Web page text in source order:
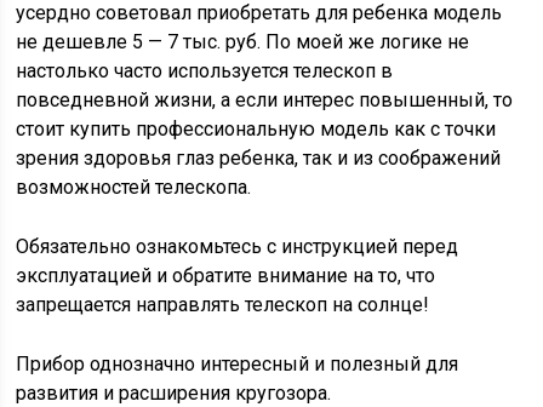
усердно советовал приобретать для ребенка модель
не дешевле 5 — 7 тыс. руб. По моей же логике не
настолько часто используется телескоп в
повседневной жизни, а если интерес повышенный, то
стоит купить профессиональную модель как с точки
зрения здоровья глаз ребенка, так и из соображений
возможностей телескопа.
Обязательно ознакомьтесь с инструкцией перед
эксплуатацией и обратите внимание на то, что
запрещается направлять телескоп на солнце!
Прибор однозначно интересный и полезный для
развития и расширения кругозора.